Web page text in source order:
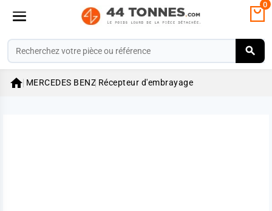
0
 MERCEDES BENZ Récepteur d'embrayage